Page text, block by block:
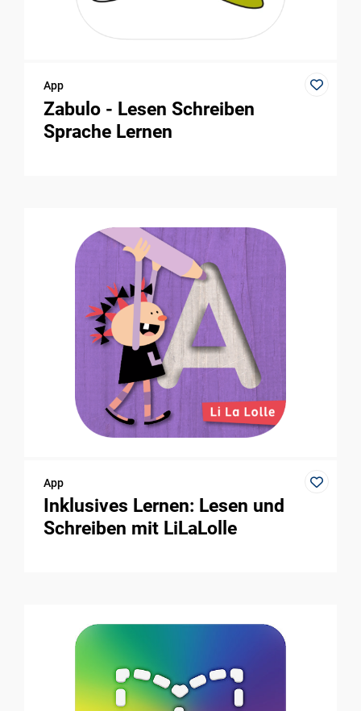
App
Zabulo - Lesen Schreiben
Sprache Lernen
App
Inklusives Lernen: Lesen und
Schreiben mit LiLaLolle